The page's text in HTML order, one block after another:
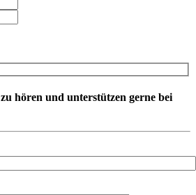
hören und unterstützen gerne bei